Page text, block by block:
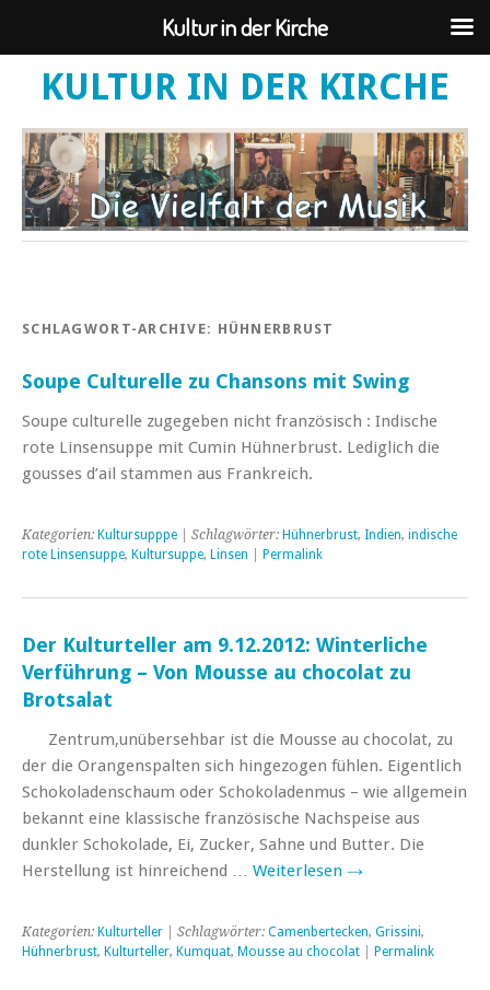
KULTUR IN DER KIRCHE
SCHLAGWORT-ARCHIVE: HÜHNERBRUST
Soupe Culturelle zu Chansons mit Swing
Soupe culturelle zugegeben nicht französisch : Indische
rote Linsensuppe mit Cumin Hühnerbrust. Lediglich die
gousses d’ail stammen aus Frankreich.
Kategorien: Kultursupppe | Schlagwörter: Hühnerbrust, Indien, indische
rote Linsensuppe, Kultursuppe, Linsen Permalink
Der Kulturteller am 9.12.2012: Winterliche
Verführung – Von Mousse au chocolat zu
Brotsalat
Zentrum,unübersehbar ist die Mousse au chocolat, zu
der die Orangenspalten sich hingezogen fühlen. Eigentlich
Schokoladenschaum oder Schokoladenmus – wie allgemein
bekannt eine klassische französische Nachspeise aus
dunkler Schokolade, Ei, Zucker, Sahne und Butter. Die
Herstellung ist hinreichend … Weiterlesen →
Kategorien: Kulturteller | Schlagwörter: Camenbertecken, Grissini,
Hühnerbrust, Kulturteller, Kumquat, Mousse au chocolat Permalink
Kultur in der Kirche